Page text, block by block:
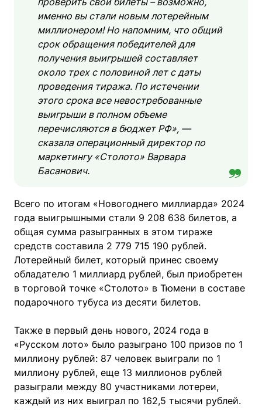
именно вы стали новым лотерейным
миллионером! Но напомним, что общий
срок обращения победителей для
получения выигрышей составляет
около трех с половиной лет с даты
проведения тиража. По истечении
этого срока все невостребованные
выигрыши в полном объеме
перечисляются в бюджет РФ», —
сказала операционный директор по
маркетингу «Столото» Варвара
Басанович.
Всего по итогам «Новогоднего миллиарда» 2024
года выигрышными стали 9 208 638 билетов, а
общая сумма разыгранных в этом тираже
средств составила 2 779 715 190 рублей.
Лотерейный билет, который принес своему
обладателю 1 миллиард рублей, был приобретен
в торговой точке «Столото» в Тюмени в составе
подарочного тубуса из десяти билетов.
Также в первый день нового, 2024 года в
«Русском лото» было разыграно 100 призов по 1
миллиону рублей: 87 человек выиграли по 1
миллиону рублей, еще 13 миллионов рублей
разыграли между 80 участниками лотереи,
каждый из них выиграл по 162,5 тысячи рублей.